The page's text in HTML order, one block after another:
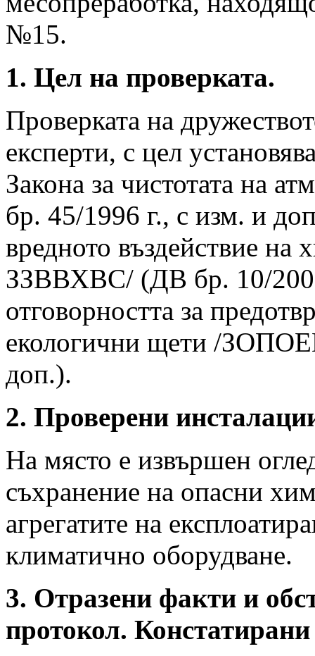
№15.
1. Цел на проверката.
Проверката на
експерти, с цел
Закона за чистотата на
бр. 45/1996 г., с изм. и
вредното въздействие
ЗЗВВХВС/ (ДВ бр. 10/
отговорността за
екологични щети /
доп.).
2. Проверени
На място е извършен
съхранение на опасни
агрегатите на
климатично оборудване.
3. Отразени факти и
протокол.